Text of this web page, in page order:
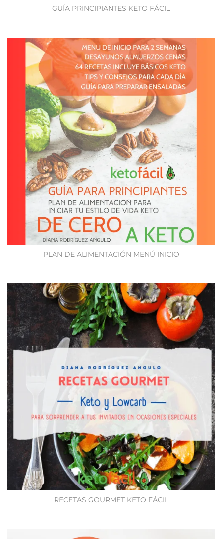
GUÍA PRINCIPIANTES KETO FÁCIL
PLAN DE ALIMENTACIÓN MENÚ INICIO
RECETAS GOURMET KETO FÁCIL